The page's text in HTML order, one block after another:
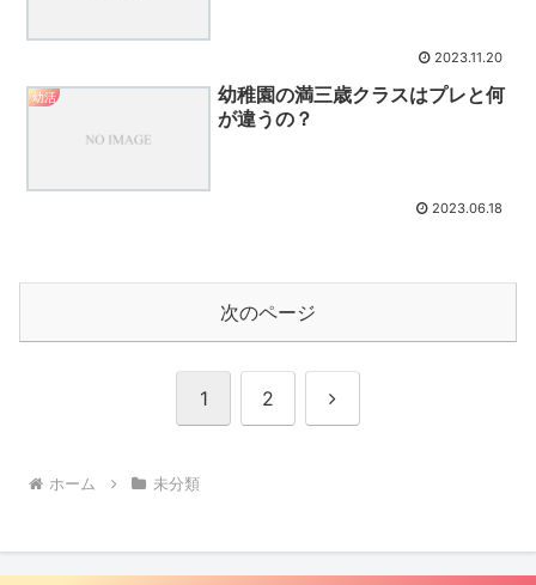
2023.11.20
幼活
幼稚園の満三歳クラスはプレと何
が違うの？
2023.06.18
次のページ
1 2 次
ホーム 未分類